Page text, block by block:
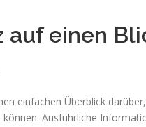
auf einen
einfachen Überblick
Ausführliche